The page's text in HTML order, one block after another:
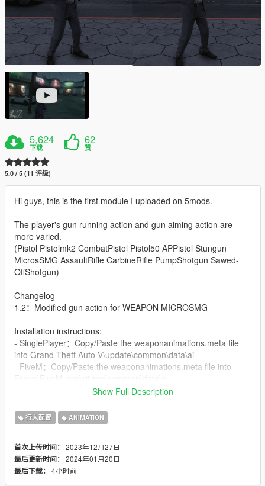
5,624
下载
62
赞
5.0 / 5 (11 评级)
Hi guys, this is the first module I uploaded on 5mods.
The player's gun running action and gun aiming action are
more varied.
(Pistol Pistolmk2 CombatPistol Pistol50 APPistol Stungun
MicrosSMG AssaultRifle CarbineRifle PumpShotgun Sawed-
OffShotgun)
Changelog
1.2：Modified gun action for WEAPON MICROSMG
Installation instructions:
- SinglePlayer：Copy/Paste the weaponanimations.meta file
into Grand Theft Auto V\update\common\data\ai
- FiveM：Copy/Paste the weaponanimations.meta file into
Show Full Description
行人配置 ANIMATION
首次上传时间： 2023年12月27日
最后更新时间： 2024年01月20日
最后下载： 4小时前